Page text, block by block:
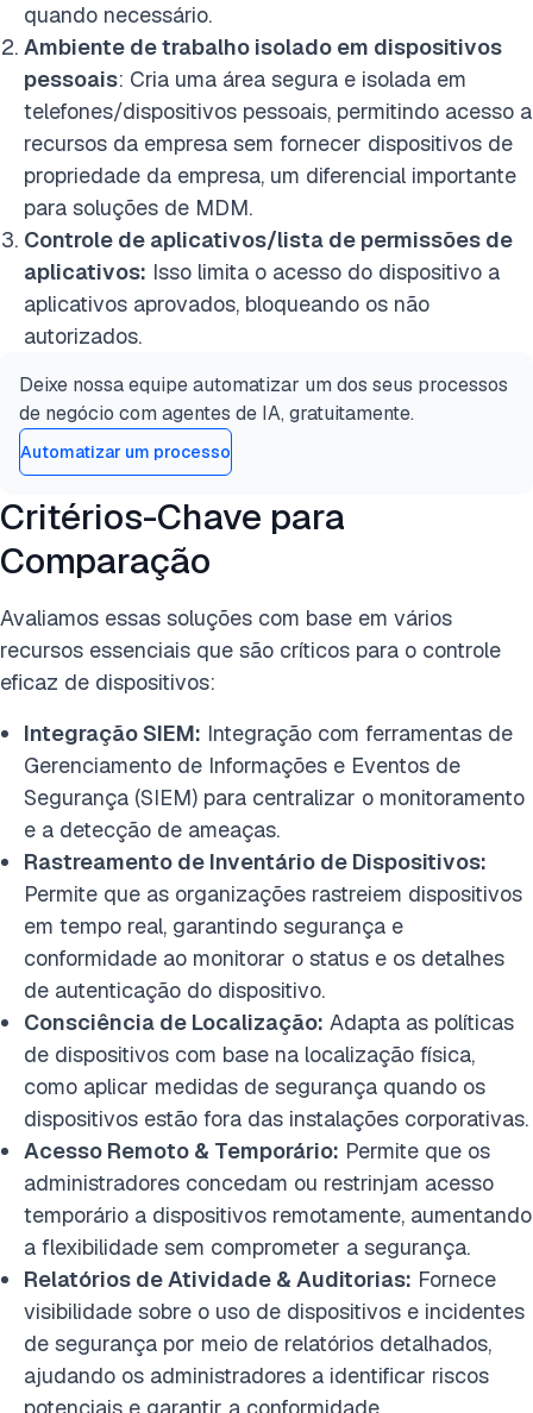
quando necessário.
Ambiente de trabalho isolado em dispositivos
pessoais: Cria uma área segura e isolada em
telefones/dispositivos pessoais, permitindo acesso a
recursos da empresa sem fornecer dispositivos de
propriedade da empresa, um diferencial importante
para soluções de MDM.
Controle de aplicativos/lista de permissões de
aplicativos: Isso limita o acesso do dispositivo a
aplicativos aprovados, bloqueando os não
autorizados.
Deixe nossa equipe automatizar um dos seus processos
de negócio com agentes de IA, gratuitamente.
Automatizar um processo
Critérios-Chave para
Comparação
Avaliamos essas soluções com base em vários
recursos essenciais que são críticos para o controle
eficaz de dispositivos:
Integração SIEM: Integração com ferramentas de
Gerenciamento de Informações e Eventos de
Segurança (SIEM) para centralizar o monitoramento
e a detecção de ameaças.
Rastreamento de Inventário de Dispositivos:
Permite que as organizações rastreiem dispositivos
em tempo real, garantindo segurança e
conformidade ao monitorar o status e os detalhes
de autenticação do dispositivo.
Consciência de Localização: Adapta as políticas
de dispositivos com base na localização física,
como aplicar medidas de segurança quando os
dispositivos estão fora das instalações corporativas.
Acesso Remoto & Temporário: Permite que os
administradores concedam ou restrinjam acesso
temporário a dispositivos remotamente, aumentando
a flexibilidade sem comprometer a segurança.
Relatórios de Atividade & Auditorias: Fornece
visibilidade sobre o uso de dispositivos e incidentes
de segurança por meio de relatórios detalhados,
ajudando os administradores a identificar riscos